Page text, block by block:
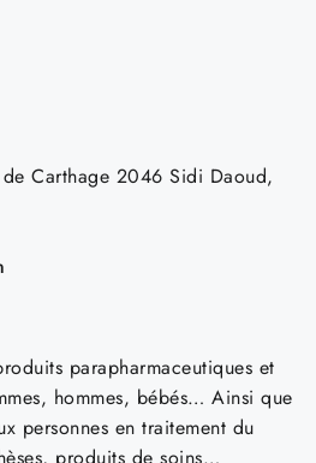
de Carthage 2046 Sidi Daoud,
parapharmaceutiques et
hommes, bébés… Ainsi que
personnes en traitement du
produits de soins…